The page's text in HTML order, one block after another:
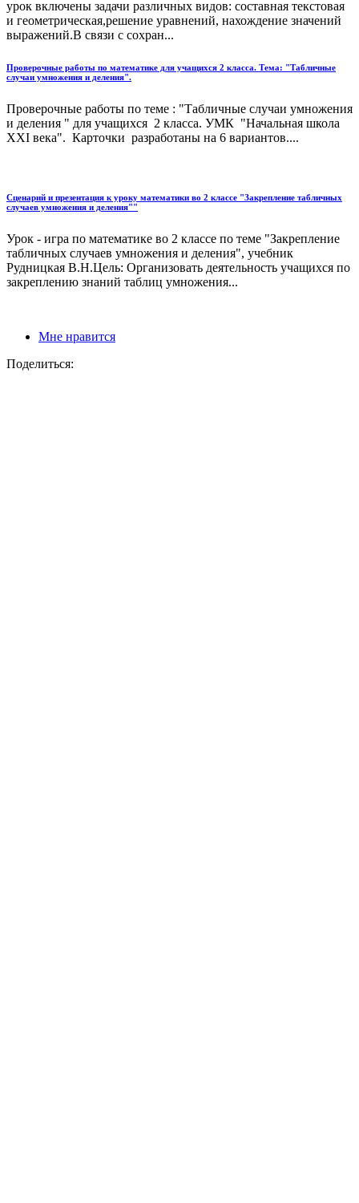
урок включены задачи различных видов: составная текстовая
и геометрическая,решение уравнений, нахождение значений
выражений.В связи с сохран...
Проверочные работы по математике для учащихся 2 класса. Тема: "Табличные
случаи умножения и деления".
Проверочные работы по теме : "Табличные случаи умножения
и деления " для учащихся 2 класса. УМК "Начальная школа
XXI века". Карточки разработаны на 6 вариантов....
Сценарий и презентация к уроку математики во 2 классе "Закрепление табличных
случаев умножения и деления""
Урок - игра по математике во 2 классе по теме "Закрепление
табличных случаев умножения и деления", учебник
Рудницкая В.Н.Цель: Организовать деятельность учащихся по
закреплению знаний таблиц умножения...
Мне нравится
Поделиться: